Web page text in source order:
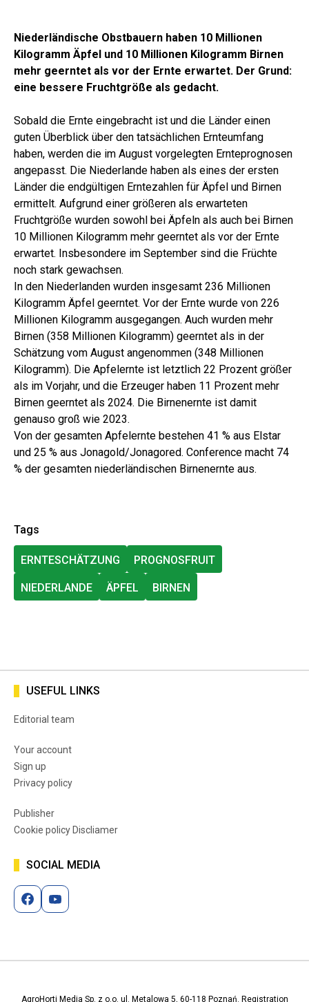
Niederländische Obstbauern haben 10 Millionen
Kilogramm Äpfel und 10 Millionen Kilogramm Birnen
mehr geerntet als vor der Ernte erwartet. Der Grund:
eine bessere Fruchtgröße als gedacht.
Sobald die Ernte eingebracht ist und die Länder einen
guten Überblick über den tatsächlichen Ernteumfang
haben, werden die im August vorgelegten Ernteprognosen
angepasst. Die Niederlande haben als eines der ersten
Länder die endgültigen Erntezahlen für Äpfel und Birnen
ermittelt. Aufgrund einer größeren als erwarteten
Fruchtgröße wurden sowohl bei Äpfeln als auch bei Birnen
10 Millionen Kilogramm mehr geerntet als vor der Ernte
erwartet. Insbesondere im September sind die Früchte
noch stark gewachsen.
In den Niederlanden wurden insgesamt 236 Millionen
Kilogramm Äpfel geerntet. Vor der Ernte wurde von 226
Millionen Kilogramm ausgegangen. Auch wurden mehr
Birnen (358 Millionen Kilogramm) geerntet als in der
Schätzung vom August angenommen (348 Millionen
Kilogramm). Die Apfelernte ist letztlich 22 Prozent größer
als im Vorjahr, und die Erzeuger haben 11 Prozent mehr
Birnen geerntet als 2024. Die Birnenernte ist damit
genauso groß wie 2023.
Von der gesamten Apfelernte bestehen 41 % aus Elstar
und 25 % aus Jonagold/Jonagored. Conference macht 74
% der gesamten niederländischen Birnenernte aus.
Tags
ERNTESCHÄTZUNG PROGNOSFRUIT
NIEDERLANDE ÄPFEL BIRNEN
USEFUL LINKS
Editorial team
Your account
Sign up
Privacy policy
Publisher
Cookie policy Discliamer
SOCIAL MEDIA
AgroHorti Media Sp. z o.o. ul. Metalowa 5, 60-118 Poznań. Registration